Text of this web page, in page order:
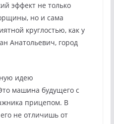
эффект не только
но и сама
круглостью, как у
Анатольевич, город
идею
машина будущего с
прицепом. В
не отличишь от